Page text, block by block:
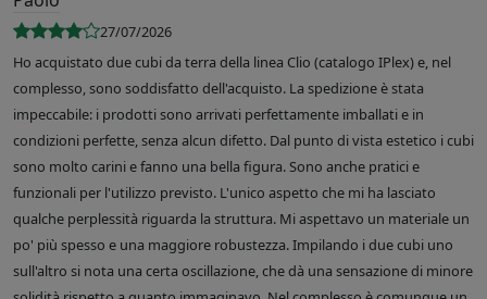
27/07/2026
Ho acquistato due cubi da terra della linea Clio (catalogo IPlex) e, nel
complesso, sono soddisfatto dell'acquisto. La spedizione è stata
impeccabile: i prodotti sono arrivati perfettamente imballati e in
condizioni perfette, senza alcun difetto. Dal punto di vista estetico i cubi
sono molto carini e fanno una bella figura. Sono anche pratici e
funzionali per l'utilizzo previsto. L'unico aspetto che mi ha lasciato
qualche perplessità riguarda la struttura. Mi aspettavo un materiale un
po' più spesso e una maggiore robustezza. Impilando i due cubi uno
sull'altro si nota una certa oscillazione, che dà una sensazione di minore